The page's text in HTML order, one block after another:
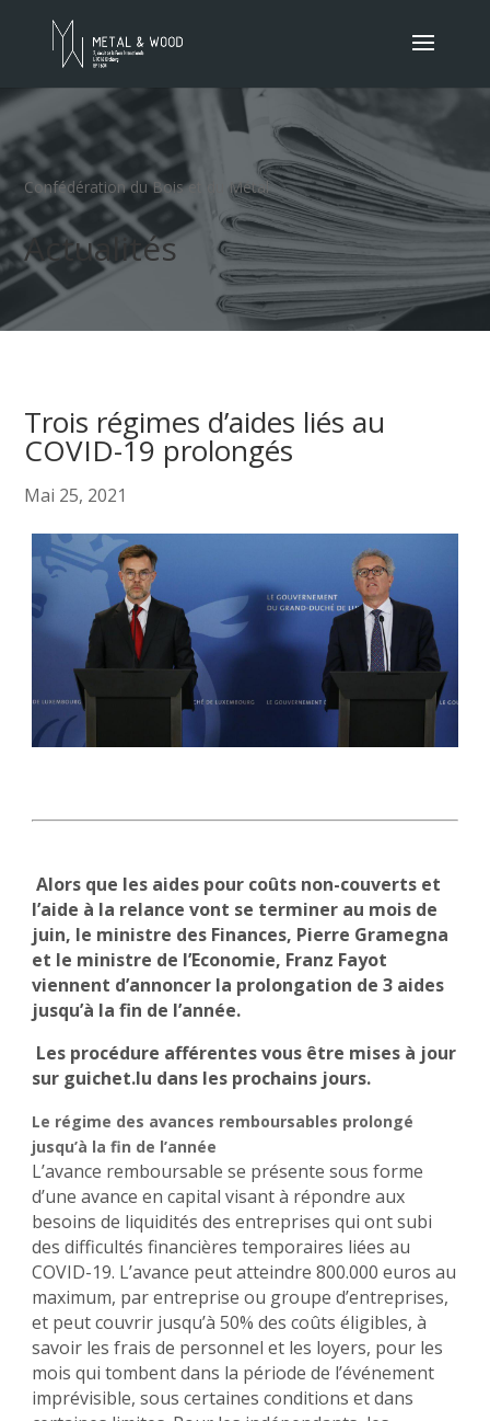
Confédération du Bois et du Métal
Actualités
Trois régimes d’aides liés au
COVID-19 prolongés
Mai 25, 2021
Alors que les aides pour coûts non-couverts et
l’aide à la relance vont se terminer au mois de
juin, le ministre des Finances, Pierre Gramegna
et le ministre de l’Economie, Franz Fayot
viennent d’annoncer la prolongation de 3 aides
jusqu’à la fin de l’année.
Les procédure afférentes vous être mises à jour
sur guichet.lu dans les prochains jours.
Le régime des avances remboursables prolongé
jusqu’à la fin de l’année
L’avance remboursable se présente sous forme
d’une avance en capital visant à répondre aux
besoins de liquidités des entreprises qui ont subi
des difficultés financières temporaires liées au
COVID-19. L’avance peut atteindre 800.000 euros au
maximum, par entreprise ou groupe d’entreprises,
et peut couvrir jusqu’à 50% des coûts éligibles, à
savoir les frais de personnel et les loyers, pour les
mois qui tombent dans la période de l’événement
imprévisible, sous certaines conditions et dans